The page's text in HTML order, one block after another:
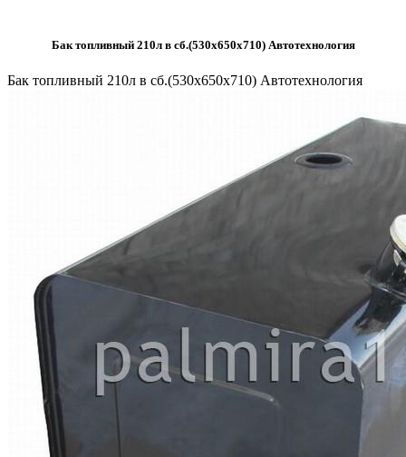
Бак топливный 210л в сб.(530х650х710) Автотехнология
Бак топливный 210л в сб.(530х650х710) Автотехнология